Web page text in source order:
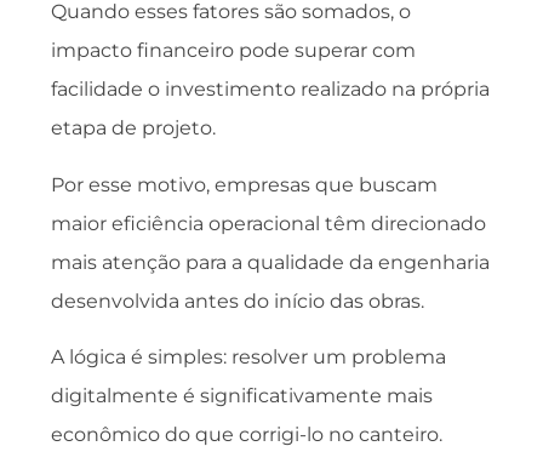
Quando esses fatores são somados, o
impacto financeiro pode superar com
facilidade o investimento realizado na própria
etapa de projeto.
Por esse motivo, empresas que buscam
maior eficiência operacional têm direcionado
mais atenção para a qualidade da engenharia
desenvolvida antes do início das obras.
A lógica é simples: resolver um problema
digitalmente é significativamente mais
econômico do que corrigi-lo no canteiro.